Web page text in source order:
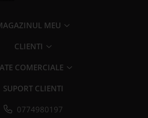
MEU
CLIENTI
COMERCIALE
SUPORT CLIENTI
0774980197